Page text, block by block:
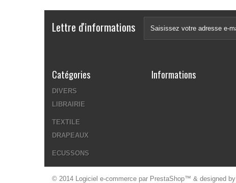
Lettre d'informations
Catégories
DIVERS
LIBRAIRIE
TEXTILE
DRAPEAUX
ECUSSONS
Informations
© 2014 Logiciel e-commerce par PrestaShop™ & designed by